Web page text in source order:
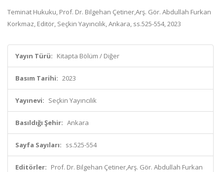
Teminat Hukuku, Prof. Dr. Bilgehan Çetiner,Arş. Gör. Abdullah Furkan
Korkmaz, Editör, Seçkin Yayıncılık, Ankara, ss.525-554, 2023
Yayın Türü: Kitapta Bölüm / Diğer
Basım Tarihi: 2023
Yayınevi: Seçkin Yayıncılık
Basıldığı Şehir: Ankara
Sayfa Sayıları: ss.525-554
Editörler: Prof. Dr. Bilgehan Çetiner,Arş. Gör. Abdullah Furkan